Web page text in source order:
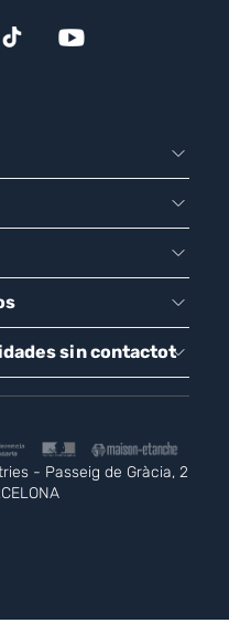
sin contactot
- Passeig de Gràcia, 2